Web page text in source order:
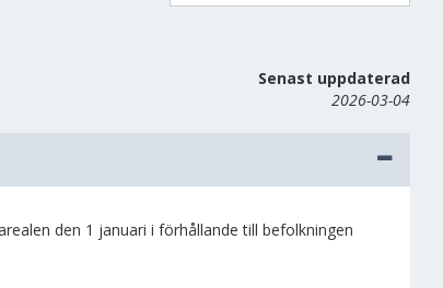
Senast uppdaterad
2026-03-04
den 1 januari i förhållande till befolkningen